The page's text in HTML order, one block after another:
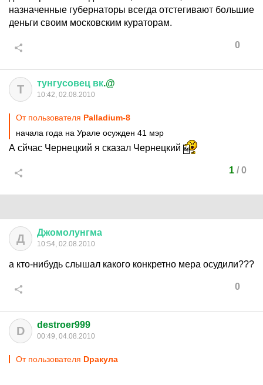
назначенные губернаторы всегда отстегивают большие
деньги своим московским кураторам.
0
Т тунгусовец вк.@
10:42, 02.08.2010
От пользователя Palladium-8
начала года на Урале осужден 41 мэр
А сйчас Чернецкий я сказал Чернецкий
1/ 0
Д Джомолунгма
10:54, 02.08.2010
а кто-нибудь слышал какого конкретно мера осудили???
0
D destroer999
00:49, 04.08.2010
От пользователя Dракула